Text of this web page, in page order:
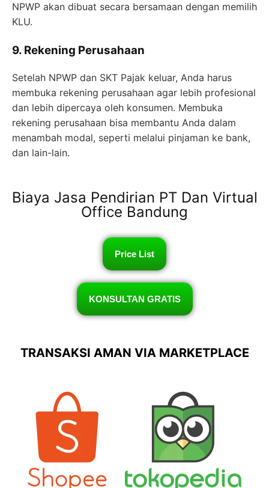
NPWP akan dibuat secara bersamaan dengan memilih
KLU.
9. Rekening Perusahaan
Setelah NPWP dan SKT Pajak keluar, Anda harus
membuka rekening perusahaan agar lebih profesional
dan lebih dipercaya oleh konsumen. Membuka
rekening perusahaan bisa membantu Anda dalam
menambah modal, seperti melalui pinjaman ke bank,
dan lain-lain.
Biaya Jasa Pendirian PT Dan Virtual
Office Bandung
Price List
KONSULTAN GRATIS
TRANSAKSI AMAN VIA MARKETPLACE